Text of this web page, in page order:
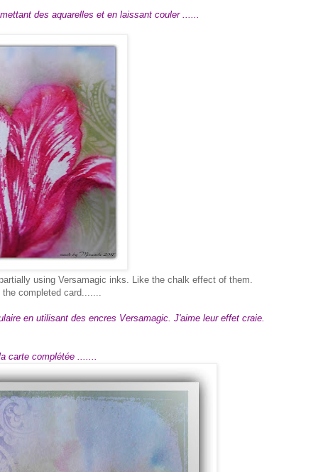
des aquarelles et en laissant couler ......
using Versamagic inks. Like the chalk effect of them.
the completed card.......
en utilisant des encres Versamagic. J'aime leur effet craie.
carte complétée .......